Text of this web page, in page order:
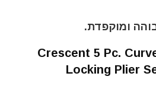
ומוקפדת.
Crescent 5 Pc.
Locking Plier